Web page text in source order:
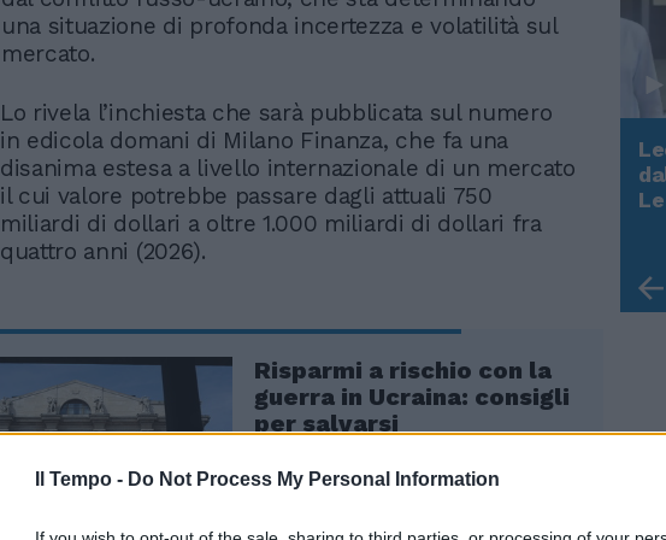
Il Tempo - Do Not Process My Personal Information
una situazione di profonda incertezza e volatilità sul
mercato.
Lo rivela l’inchiesta che sarà pubblicata sul numero
in edicola domani di Milano Finanza, che fa una
disanima estesa a livello internazionale di un mercato
il cui valore potrebbe passare dagli attuali 750
miliardi di dollari a oltre 1.000 miliardi di dollari fra
quattro anni (2026).
Risparmi a rischio con la
guerra in Ucraina: consigli
per salvarsi
Rudy Giuliani a Come States?
Trump, Meloni e la strategia